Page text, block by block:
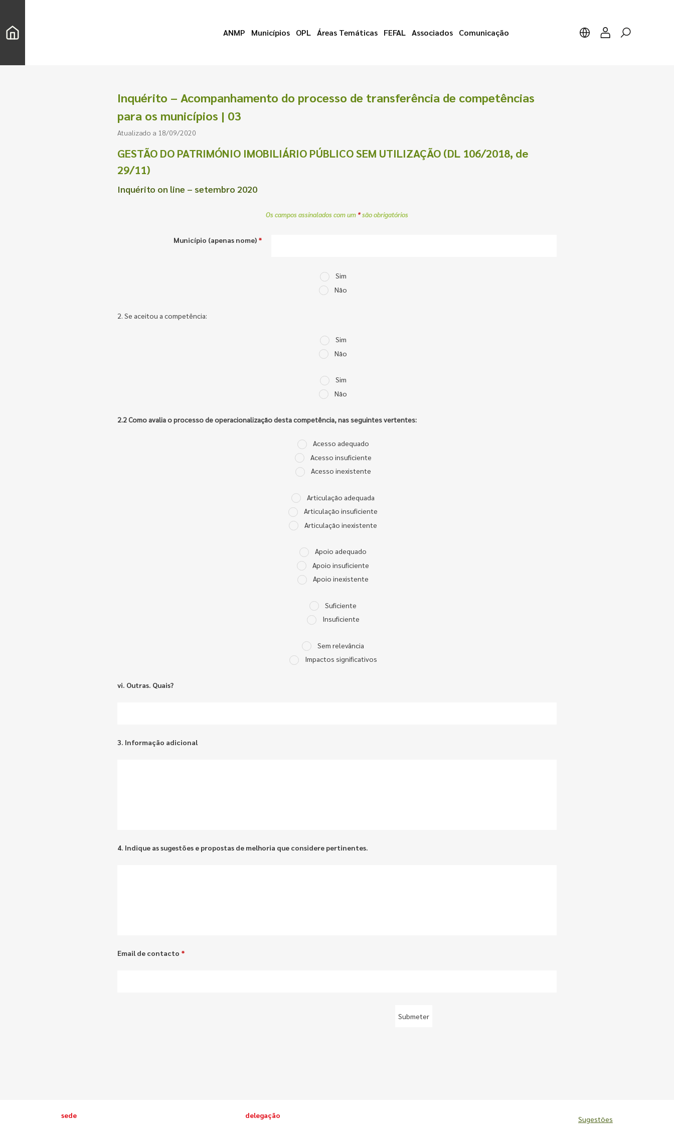
ANMP Municípios OPL Áreas Temáticas FEFAL Associados Comunicação
Inquérito – Acompanhamento do processo de transferência de competências
para os municípios | 03
Atualizado a 18/09/2020
GESTÃO DO PATRIMÓNIO IMOBILIÁRIO PÚBLICO SEM UTILIZAÇÃO (DL 106/2018, de
29/11)
Inquérito on line – setembro 2020
Os campos assinalados com um *são obrigatórios
Município (apenas nome) *
Sim
Não
2. Se aceitou a competência:
Sim
Não
Sim
Não
2.2 Como avalia o processo de operacionalização desta competência, nas seguintes vertentes:
Acesso adequado
Acesso insuficiente
Acesso inexistente
Articulação adequada
Articulação insuficiente
Articulação inexistente
Apoio adequado
Apoio insuficiente
Apoio inexistente
Suficiente
Insuficiente
Sem relevância
Impactos significativos
vi. Outras. Quais?
3. Informação adicional
4. Indique as sugestões e propostas de melhoria que considere pertinentes.
Email de contacto *
sede delegação Sugestões